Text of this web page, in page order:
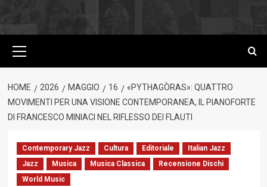
principale
HOME 2026 MAGGIO 16
«PYTHAGÒRAS»: QUATTRO
MOVIMENTI PER UNA VISIONE CONTEMPORANEA, IL PIANOFORTE
DI FRANCESCO MINIACI NEL RIFLESSO DEI FLAUTI
Contemporary Jazz Cultura Editoriale
Italian Jazz
Jazz
Musica Musica Classica
Recensione Dischi
World Music